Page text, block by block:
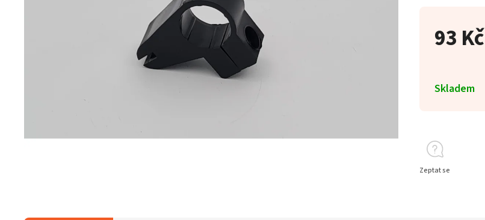
93 Kč
Skladem
Zeptat se